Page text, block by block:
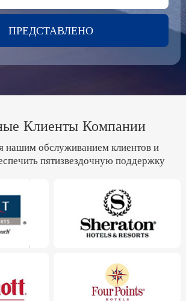
Клиенты Компании
обслуживанием клиентов и
пятизвездочную поддержку